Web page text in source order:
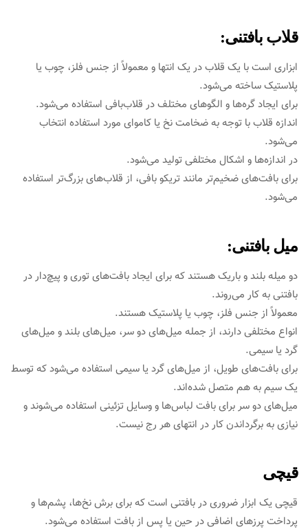
قلاب بافتنی:
ابزاری است با یک قلاب در یک انتها و معمولاً از جنس فلز، چوب یا
پلاستیک ساخته می‌شود.
برای ایجاد گره‌ها و الگوهای مختلف در قلاب‌بافی استفاده می‌شود.
اندازه قلاب با توجه به ضخامت نخ یا کاموای مورد استفاده انتخاب
می‌شود.
در اندازه‌ها و اشکال مختلفی تولید می‌شود.
برای بافت‌های ضخیم‌تر مانند تریکو بافی، از قلاب‌های بزرگ‌تر استفاده
می‌شود.
میل بافتنی:
دو میله بلند و باریک هستند که برای ایجاد بافت‌های توری و پیچ‌دار در
بافتنی به کار می‌روند.
معمولاً از جنس فلز، چوب یا پلاستیک هستند.
انواع مختلفی دارند، از جمله میل‌های دو سر، میل‌های بلند و میل‌های
گرد یا سیمی.
برای بافت‌های طویل، از میل‌های گرد یا سیمی استفاده می‌شود که توسط
یک سیم به هم متصل شده‌اند.
میل‌های دو سر برای بافت لباس‌ها و وسایل تزئینی استفاده می‌شوند و
نیازی به برگرداندن کار در انتهای هر رج نیست.
قیچی
قیچی یک ابزار ضروری در بافتنی است که برای برش نخ‌ها، پشم‌ها و
پرداخت پرزهای اضافی در حین یا پس از بافت استفاده می‌شود.